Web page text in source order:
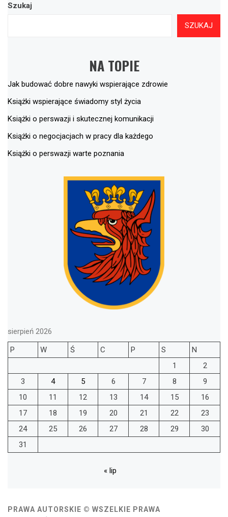
Szukaj
SZUKAJ
NA TOPIE
Jak budować dobre nawyki wspierające zdrowie
Książki wspierające świadomy styl życia
Książki o perswazji i skutecznej komunikacji
Książki o negocjacjach w pracy dla każdego
Książki o perswazji warte poznania
sierpień 2026
P
W Ś C P S
N
1
2
3
4 5 6 7 8
9
10
11 12 13 14 15
16
17
18 19 20 21 22
23
24
25 26 27 28 29
30
31
« lip
PRAWA AUTORSKIE © WSZELKIE PRAWA